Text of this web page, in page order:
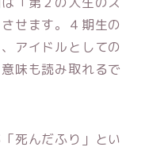
せます。４期生の
アイドルとしての
味も読み取れるで
死んだふり」とい